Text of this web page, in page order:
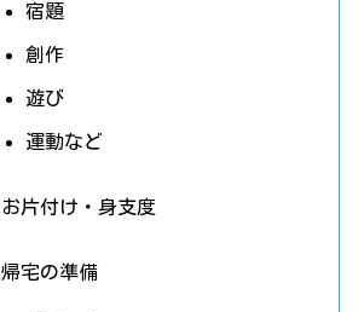
宿題
創作
遊び
運動など
お片付け・身支度
帰宅の準備